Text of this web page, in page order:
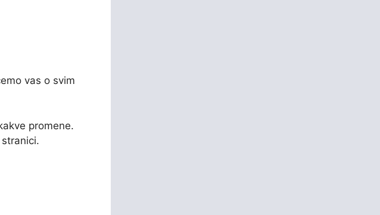
vas o svim
promene.